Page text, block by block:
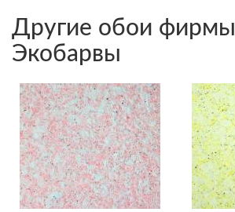
Другие обои фирмы
Экобарвы